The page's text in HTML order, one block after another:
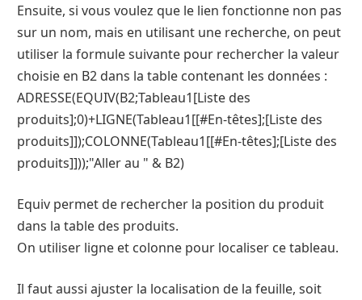
Ensuite, si vous voulez que le lien fonctionne non pas
sur un nom, mais en utilisant une recherche, on peut
utiliser la formule suivante pour rechercher la valeur
choisie en B2 dans la table contenant les données :
ADRESSE(EQUIV(B2;Tableau1[Liste des
produits];0)+LIGNE(Tableau1[[#En-têtes];[Liste des
produits]]);COLONNE(Tableau1[[#En-têtes];[Liste des
produits]]));"Aller au " & B2)
Equiv permet de rechercher la position du produit
dans la table des produits.
On utiliser ligne et colonne pour localiser ce tableau.
Il faut aussi ajuster la localisation de la feuille, soit